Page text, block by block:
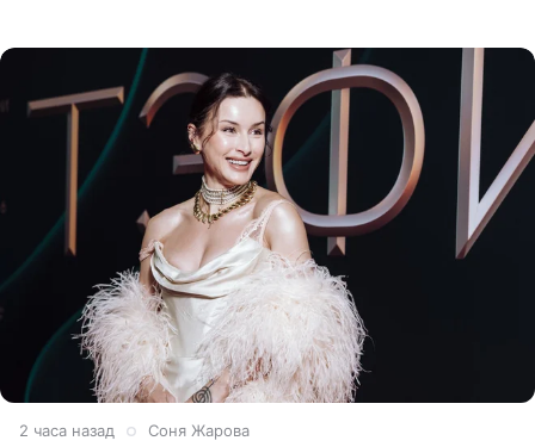
2 часа назад Соня Жарова